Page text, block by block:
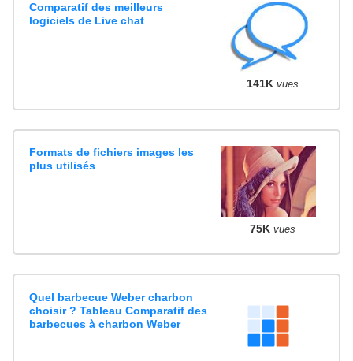
Comparatif des meilleurs
logiciels de Live chat
141K vues
Formats de fichiers images les
plus utilisés
75K vues
Quel barbecue Weber charbon
choisir ? Tableau Comparatif des
barbecues à charbon Weber